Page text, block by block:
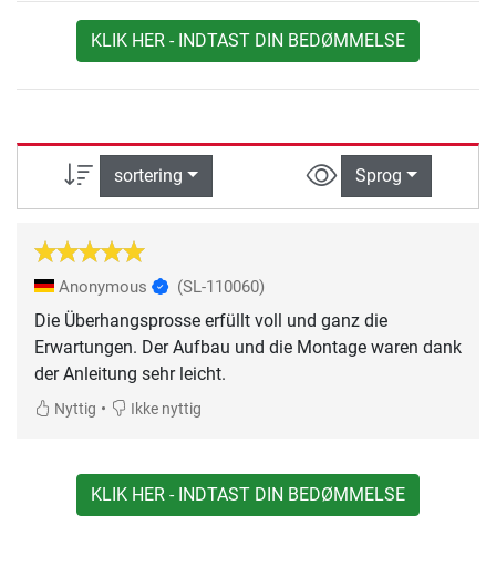
KLIK HER - INDTAST DIN BEDØMMELSE
sortering Sprog
Anonymous (SL-110060)
Die Überhangsprosse erfüllt voll und ganz die
Erwartungen. Der Aufbau und die Montage waren dank
der Anleitung sehr leicht.
Nyttig • Ikke nyttig
KLIK HER - INDTAST DIN BEDØMMELSE